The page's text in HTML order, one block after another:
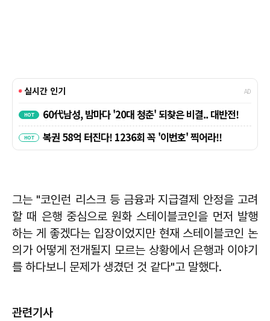
그는 "코인런 리스크 등 금융과 지급결제 안정을 고려
할 때 은행 중심으로 원화 스테이블코인을 먼저 발행
하는 게 좋겠다는 입장이었지만 현재 스테이블코인 논
의가 어떻게 전개될지 모르는 상황에서 은행과 이야기
를 하다보니 문제가 생겼던 것 같다"고 말했다.
관련기사